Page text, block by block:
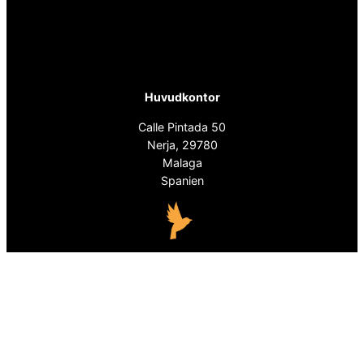
Huvudkontor
Calle Pintada 50
Nerja, 29780
Malaga
Spanien